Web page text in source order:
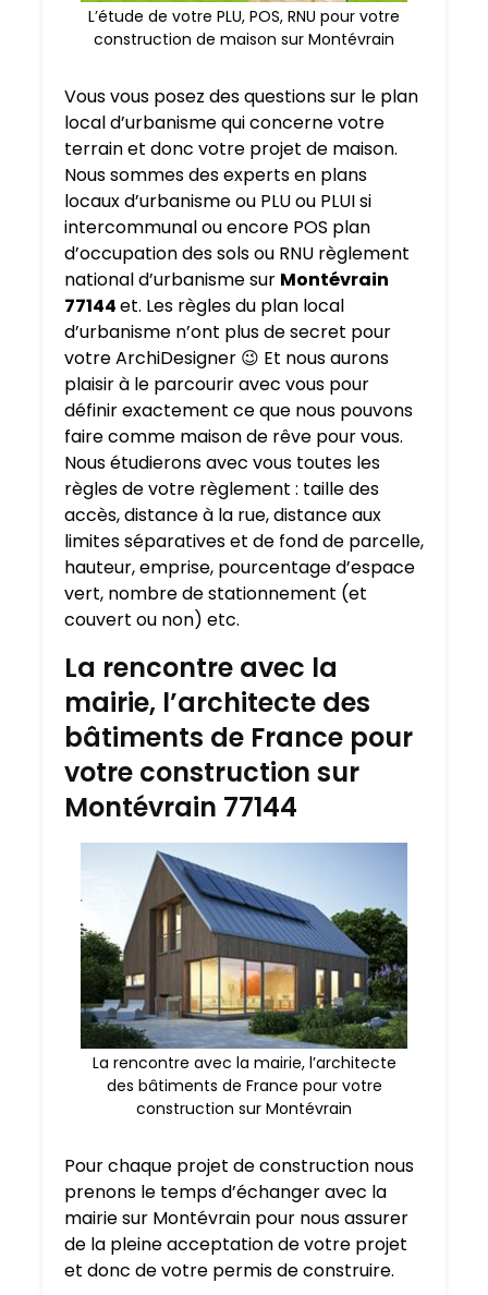
L’étude de votre PLU, POS, RNU pour votre
construction de maison sur Montévrain
Vous vous posez des questions sur le plan
local d’urbanisme qui concerne votre
terrain et donc votre projet de maison.
Nous sommes des experts en plans
locaux d’urbanisme ou PLU ou PLUI si
intercommunal ou encore POS plan
d’occupation des sols ou RNU règlement
national d’urbanisme sur Montévrain
77144et. Les règles du plan local
d’urbanisme n’ont plus de secret pour
votre ArchiDesigner 😉 Et nous aurons
plaisir à le parcourir avec vous pour
définir exactement ce que nous pouvons
faire comme maison de rêve pour vous.
Nous étudierons avec vous toutes les
règles de votre règlement : taille des
accès, distance à la rue, distance aux
limites séparatives et de fond de parcelle,
hauteur, emprise, pourcentage d’espace
vert, nombre de stationnement (et
couvert ou non) etc.
La rencontre avec la
mairie, l’architecte des
bâtiments de France pour
votre construction sur
Montévrain 77144
La rencontre avec la mairie, l’architecte
des bâtiments de France pour votre
construction sur Montévrain
Pour chaque projet de construction nous
prenons le temps d’échanger avec la
mairie sur Montévrain pour nous assurer
de la pleine acceptation de votre projet
et donc de votre permis de construire.